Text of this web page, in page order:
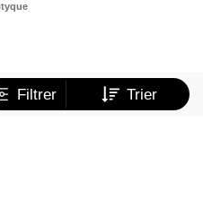
Filtrer Trier